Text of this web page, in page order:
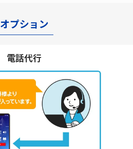
オプション
電話代行